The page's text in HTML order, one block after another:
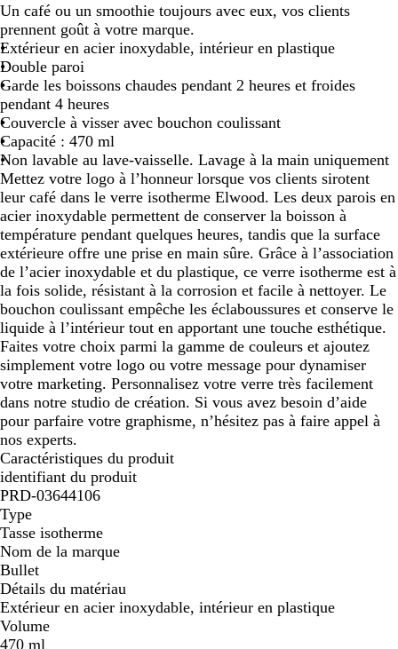
g
e
n
t
/
r
o
u
g
e
g
e
n
t
/
o
r
a
n
g
e
g
e
n
t
/
v
e
r
t
c
i
t
r
o
n
g
e
n
t
/
n
o
i
r
u
n
i
g
e
n
t
/
b
l
e
u
Un café ou un smoothie toujours avec eux, vos clients
prennent goût à votre marque.
Extérieur en acier inoxydable, intérieur en plastique
Double paroi
Garde les boissons chaudes pendant 2 heures et froides
pendant 4 heures
Couvercle à visser avec bouchon coulissant
Capacité : 470 ml
Non lavable au lave-vaisselle. Lavage à la main uniquement
Mettez votre logo à l’honneur lorsque vos clients sirotent
leur café dans le verre isotherme Elwood. Les deux parois en
acier inoxydable permettent de conserver la boisson à
température pendant quelques heures, tandis que la surface
extérieure offre une prise en main sûre. Grâce à l’association
de l’acier inoxydable et du plastique, ce verre isotherme est à
la fois solide, résistant à la corrosion et facile à nettoyer. Le
bouchon coulissant empêche les éclaboussures et conserve le
liquide à l’intérieur tout en apportant une touche esthétique.
Faites votre choix parmi la gamme de couleurs et ajoutez
simplement votre logo ou votre message pour dynamiser
votre marketing. Personnalisez votre verre très facilement
dans notre studio de création. Si vous avez besoin d’aide
pour parfaire votre graphisme, n’hésitez pas à faire appel à
nos experts.
Caractéristiques du produit
identifiant du produit
PRD-03644106
Type
Tasse isotherme
Nom de la marque
Bullet
Détails du matériau
Extérieur en acier inoxydable, intérieur en plastique
Volume
470 ml